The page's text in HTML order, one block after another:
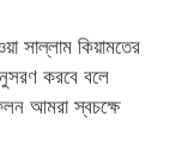
সাল্লাম কিয়ামতের
করবে বলে
আমরা স্বচক্ষে